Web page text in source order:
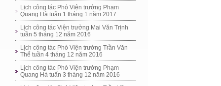
Lịch công tác Phó Viện trưởng Phạm
Quang Hà tuần 1 tháng 1 năm 2017
Lịch công tác Viện trưởng Mai Văn Trịnh
tuần 5 tháng 12 năm 2016
Lịch công tác Phó Viện trưởng Trần Văn
Thể tuần 4 tháng 12 năm 2016
Lịch công tác Phó Viện trưởng Phạm
Quang Hà tuấn 3 tháng 12 năm 2016